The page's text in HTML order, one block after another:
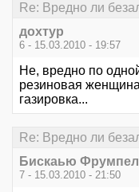
Re: Вредно ли
дохтур
6 - 15.03.2010 - 19:57
Не, вредно по
резиновая
газировка...
Re: Вредно ли
Бискаью
7 - 15.03.2010 - 21:50